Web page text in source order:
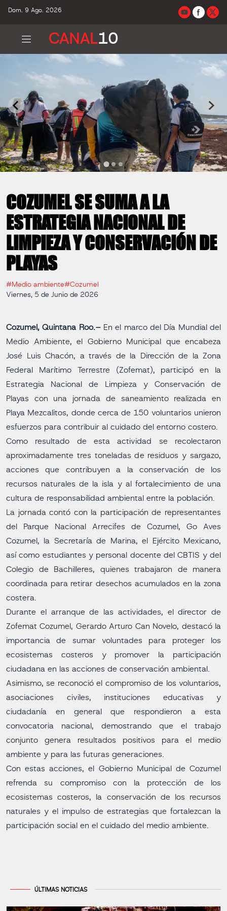
Dom. 9 Ago. 2026
CANAL10
COZUMEL SE SUMA A LA
ESTRATEGIA NACIONAL DE
LIMPIEZA Y CONSERVACIÓN DE
PLAYAS
#Medio ambiente#Cozumel
Viernes, 5 de Junio de 2026
Cozumel, Quintana Roo.–En el marco del Día Mundial del
Medio Ambiente, el Gobierno Municipal que encabeza
José Luis Chacón, a través de la Dirección de la Zona
Federal Marítimo Terrestre (Zofemat), participó en la
Estrategia Nacional de Limpieza y Conservación de
Playas con una jornada de saneamiento realizada en
Playa Mezcalitos, donde cerca de 150 voluntarios unieron
esfuerzos para contribuir al cuidado del entorno costero.
Como resultado de esta actividad se recolectaron
aproximadamente tres toneladas de residuos y sargazo,
acciones que contribuyen a la conservación de los
recursos naturales de la isla y al fortalecimiento de una
cultura de responsabilidad ambiental entre la población.
La jornada contó con la participación de representantes
del Parque Nacional Arrecifes de Cozumel, Go Aves
Cozumel, la Secretaría de Marina, el Ejército Mexicano,
así como estudiantes y personal docente del CBTIS y del
Colegio de Bachilleres, quienes trabajaron de manera
coordinada para retirar desechos acumulados en la zona
costera.
Durante el arranque de las actividades, el director de
Zofemat Cozumel, Gerardo Arturo Can Novelo, destacó la
importancia de sumar voluntades para proteger los
ecosistemas costeros y promover la participación
ciudadana en las acciones de conservación ambiental.
Asimismo, se reconoció el compromiso de los voluntarios,
asociaciones civiles, instituciones educativas y
ciudadanía en general que respondieron a esta
convocatoria nacional, demostrando que el trabajo
conjunto genera resultados positivos para el medio
ambiente y para las futuras generaciones.
Con estas acciones, el Gobierno Municipal de Cozumel
refrenda su compromiso con la protección de los
ecosistemas costeros, la conservación de los recursos
naturales y el impulso de estrategias que fortalezcan la
participación social en el cuidado del medio ambiente.
ÚLTIMAS NOTICIAS